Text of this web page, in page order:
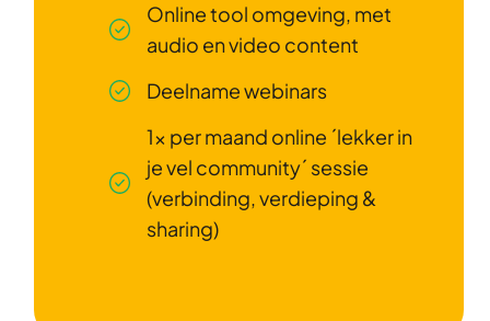
Online tool omgeving, met
audio en video content
Deelname webinars
1x per maand online ´lekker in
je vel community´ sessie
(verbinding, verdieping &
sharing)